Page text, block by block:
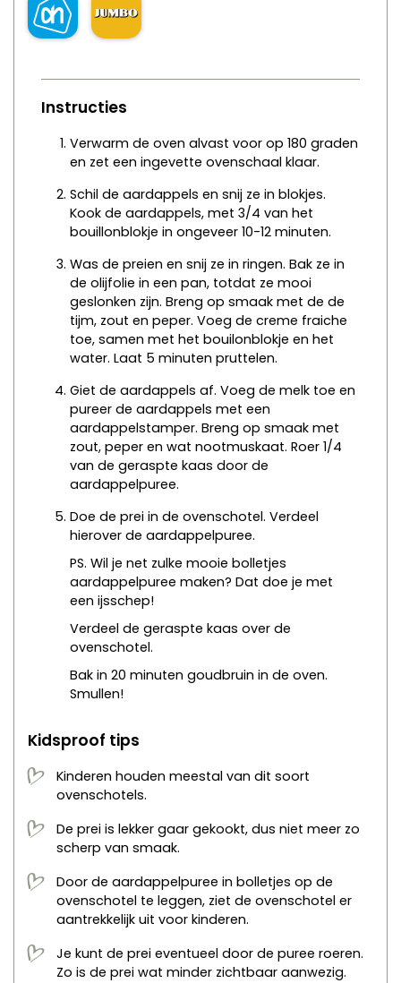
Instructies
Verwarm de oven alvast voor op 180 graden
en zet een ingevette ovenschaal klaar.
Schil de aardappels en snij ze in blokjes.
Kook de aardappels, met 3/4 van het
bouillonblokje in ongeveer 10-12 minuten.
Was de preien en snij ze in ringen. Bak ze in
de olijfolie in een pan, totdat ze mooi
geslonken zijn. Breng op smaak met de de
tijm, zout en peper. Voeg de creme fraiche
toe, samen met het bouilonblokje en het
water. Laat 5 minuten pruttelen.
Giet de aardappels af. Voeg de melk toe en
pureer de aardappels met een
aardappelstamper. Breng op smaak met
zout, peper en wat nootmuskaat. Roer 1/4
van de geraspte kaas door de
aardappelpuree.
Doe de prei in de ovenschotel. Verdeel
hierover de aardappelpuree.
PS. Wil je net zulke mooie bolletjes
aardappelpuree maken? Dat doe je met
een ijsschep!
Verdeel de geraspte kaas over de
ovenschotel.
Bak in 20 minuten goudbruin in de oven.
Smullen!
Kidsproof tips
Kinderen houden meestal van dit soort
ovenschotels.
De prei is lekker gaar gekookt, dus niet meer zo
scherp van smaak.
Door de aardappelpuree in bolletjes op de
ovenschotel te leggen, ziet de ovenschotel er
aantrekkelijk uit voor kinderen.
Je kunt de prei eventueel door de puree roeren.
Zo is de prei wat minder zichtbaar aanwezig.